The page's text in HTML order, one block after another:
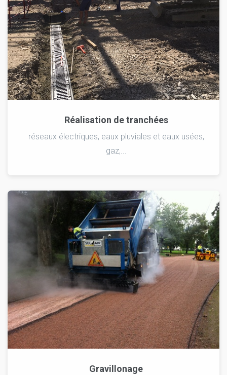
Réalisation de tranchées
réseaux électriques, eaux pluviales et eaux usées,
gaz,...
Gravillonage